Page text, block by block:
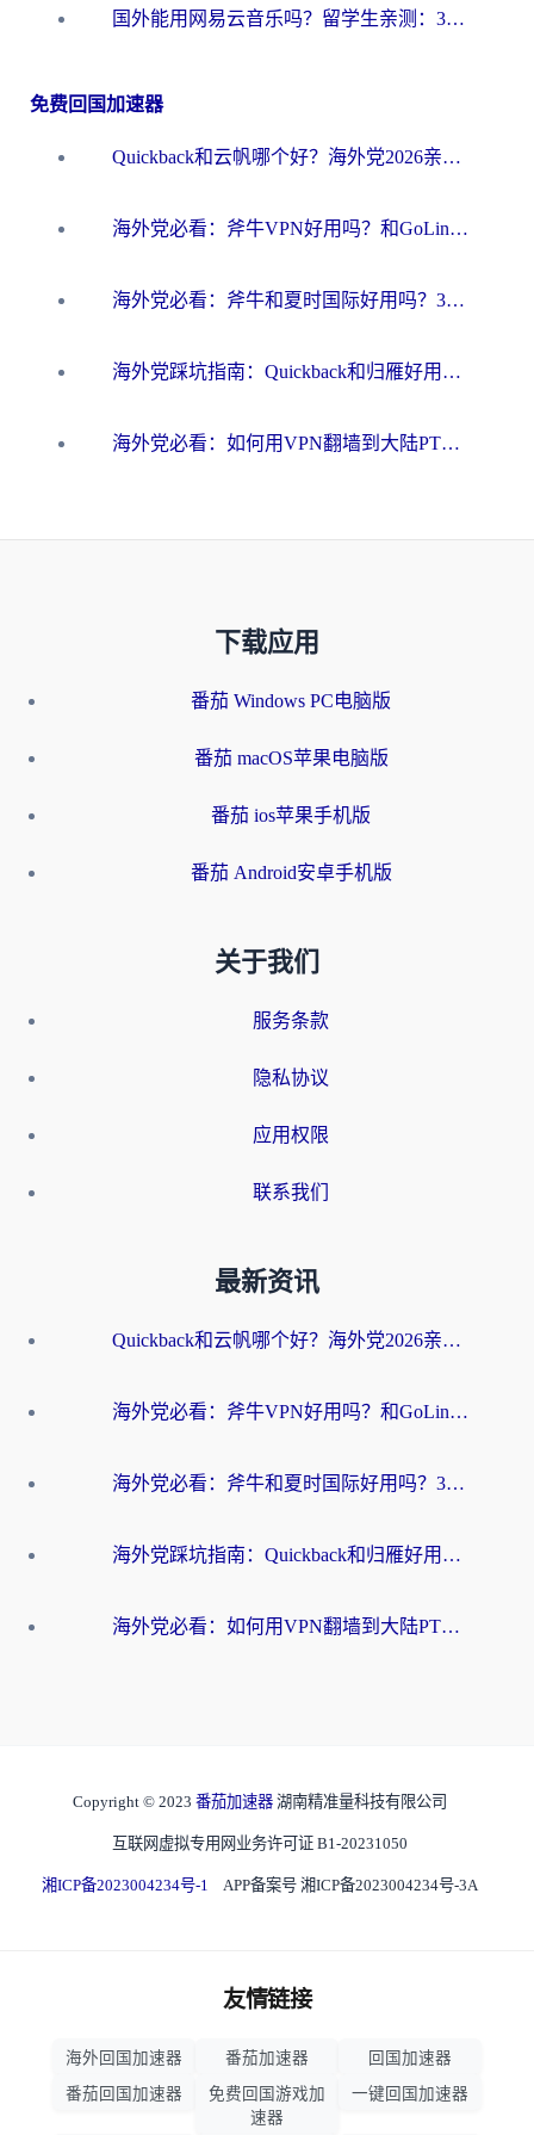
国外能用网易云音乐吗？留学生亲测：3步解决海外听歌难题
免费回国加速器
Quickback和云帆哪个好？海外党2026亲测指南：选对加速器大陆工具，无缝刷国内剧玩国服
海外党必看：斧牛VPN好用吗？和GoLinkVPN对比哪个回国效果更好？
海外党必看：斧牛和夏时国际好用吗？3步选对回国加速器，无缝刷国内资源
海外党踩坑指南：Quickback和归雁好用吗？选对加速器才能无缝刷国内资源
海外党必看：如何用VPN翻墙到大陆PTT？一篇解决你所有回国加速痛点
下载应用
番茄 Windows PC电脑版
番茄 macOS苹果电脑版
番茄 ios苹果手机版
番茄 Android安卓手机版
关于我们
服务条款
隐私协议
应用权限
联系我们
最新资讯
Quickback和云帆哪个好？海外党2026亲测指南：选对加速器大陆工具，无缝刷国内剧玩国服
海外党必看：斧牛VPN好用吗？和GoLinkVPN对比哪个回国效果更好？
海外党必看：斧牛和夏时国际好用吗？3步选对回国加速器，无缝刷国内资源
海外党踩坑指南：Quickback和归雁好用吗？选对加速器才能无缝刷国内资源
海外党必看：如何用VPN翻墙到大陆PTT？一篇解决你所有回国加速痛点
Copyright © 2023 番茄加速器 湖南精准量科技有限公司
互联网虚拟专用网业务许可证 B1-20231050
湘ICP备2023004234号-1 APP备案号 湘ICP备2023004234号-3A
友情链接
海外回国加速器 番茄加速器
回国加速器
番茄回国加速器
免费回国游戏加
速器
一键回国加速器